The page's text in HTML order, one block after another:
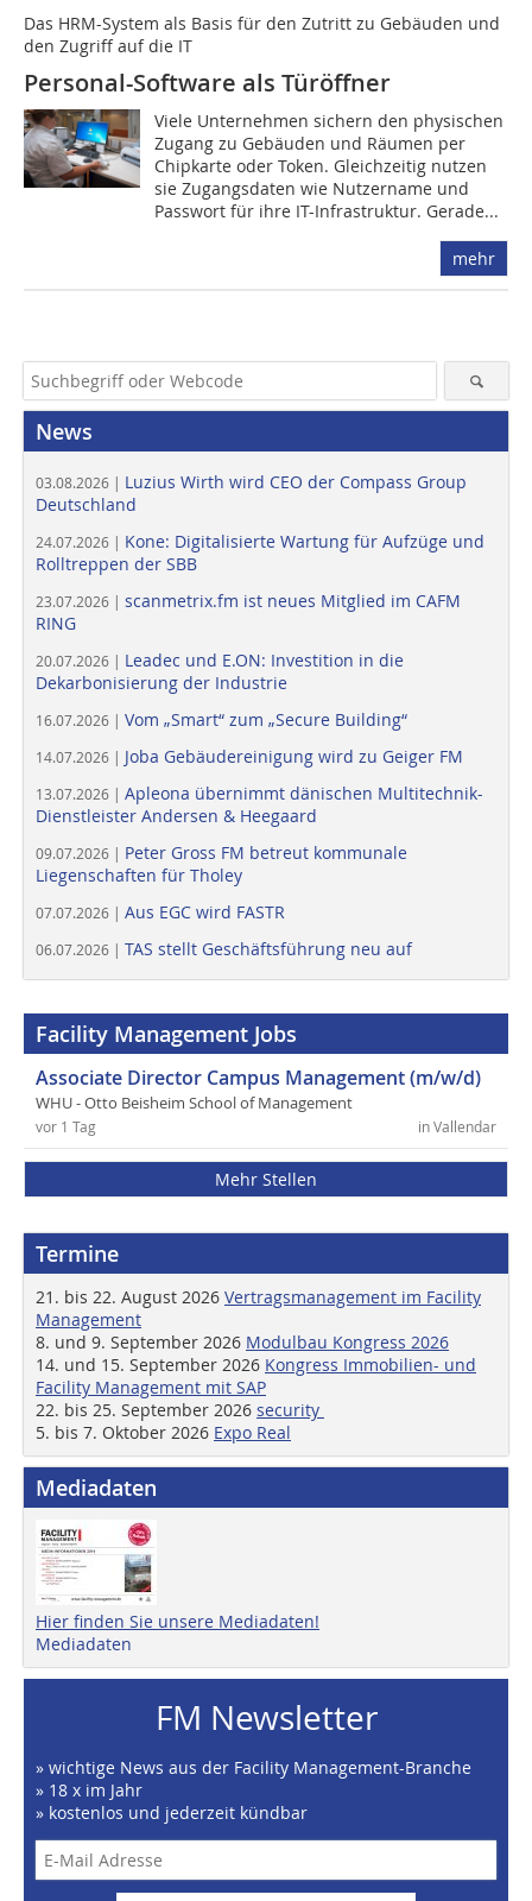
Das HRM-System als Basis für den Zutritt zu Gebäuden und
den Zugriff auf die IT
Personal-Software als Türöffner
Viele Unternehmen sichern den physischen
Zugang zu Gebäuden und Räumen per
Chipkarte oder Token. Gleichzeitig nutzen
sie Zugangsdaten wie Nutzername und
Passwort für ihre IT-Infrastruktur. Gerade...
mehr
News
03.08.2026 | Luzius Wirth wird CEO der Compass Group
Deutschland
24.07.2026 | Kone: Digitalisierte Wartung für Aufzüge und
Rolltreppen der SBB
23.07.2026 | scanmetrix.fm ist neues Mitglied im CAFM
RING
20.07.2026 | Leadec und E.ON: Investition in die
Dekarbonisierung der Industrie
16.07.2026 | Vom „Smart“ zum „Secure Building“
14.07.2026 | Joba Gebäudereinigung wird zu Geiger FM
13.07.2026 | Apleona übernimmt dänischen Multitechnik-
Dienstleister Andersen & Heegaard
09.07.2026 | Peter Gross FM betreut kommunale
Liegenschaften für Tholey
07.07.2026 | Aus EGC wird FASTR
06.07.2026 | TAS stellt Geschäftsführung neu auf
Facility Management Jobs
Associate Director Campus Management (m/w/d)
WHU - Otto Beisheim School of Management
in Vallendar
vor 1 Tag
Mehr Stellen
Termine
21. bis 22. August 2026 Vertragsmanagement im Facility
Management
8. und 9. September 2026 Modulbau Kongress 2026
14. und 15. September 2026 Kongress Immobilien- und
Facility Management mit SAP
22. bis 25. September 2026 security
5. bis 7. Oktober 2026 Expo Real
Mediadaten
Hier finden Sie unsere Mediadaten!
Mediadaten
FM Newsletter
» wichtige News aus der Facility Management-Branche
» 18 x im Jahr
» kostenlos und jederzeit kündbar